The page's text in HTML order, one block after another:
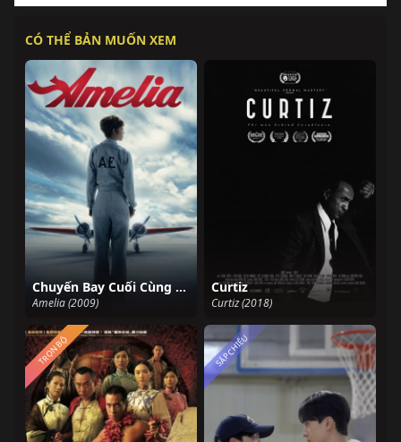
CÓ THỂ BẢN MUỐN XEM
Chuyến Bay Cuối Cùng Của Amelia
Amelia (2009)
Curtiz
Curtiz (2018)
TRỌN BỘ SẮP CHIẾU